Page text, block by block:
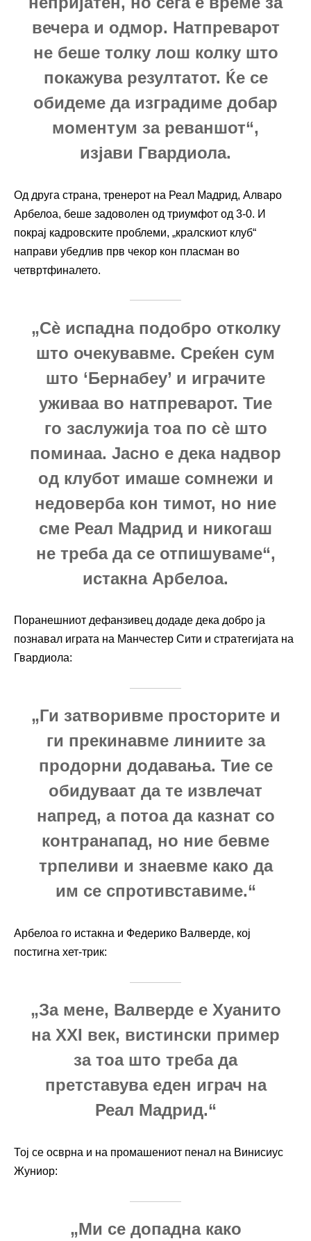
вечера и одмор. Натпреварот
не беше толку лош колку што
покажува резултатот. Ќе се
обидеме да изградиме добар
моментум за реваншот“,
изјави Гвардиола.
Од друга страна, тренерот на Реал Мадрид, Алваро
Арбелоа, беше задоволен од триумфот од 3-0. И
покрај кадровските проблеми, „кралскиот клуб“
направи убедлив прв чекор кон пласман во
четвртфиналето.
„Сè испадна подобро отколку
што очекувавме. Среќен сум
што ‘Бернабеу’ и играчите
уживаа во натпреварот. Тие
го заслужија тоа по сè што
поминаа. Јасно е дека надвор
од клубот имаше сомнежи и
недоверба кон тимот, но ние
сме Реал Мадрид и никогаш
не треба да се отпишуваме“,
истакна Арбелоа.
Поранешниот дефанзивец додаде дека добро ја
познавал играта на Манчестер Сити и стратегијата на
Гвардиола:
„Ги затворивме просторите и
ги прекинавме линиите за
продорни додавања. Тие се
обидуваат да те извлечат
напред, а потоа да казнат со
контранапад, но ние бевме
трпеливи и знаевме како да
им се спротивставиме.“
Арбелоа го истакна и Федерико Валверде, кој
постигна хет-трик:
„За мене, Валверде е Хуанито
на XXI век, вистински пример
за тоа што треба да
претставува еден играч на
Реал Мадрид.“
Тој се осврна и на промашениот пенал на Винисиус
Жуниор:
„Ми се допадна како